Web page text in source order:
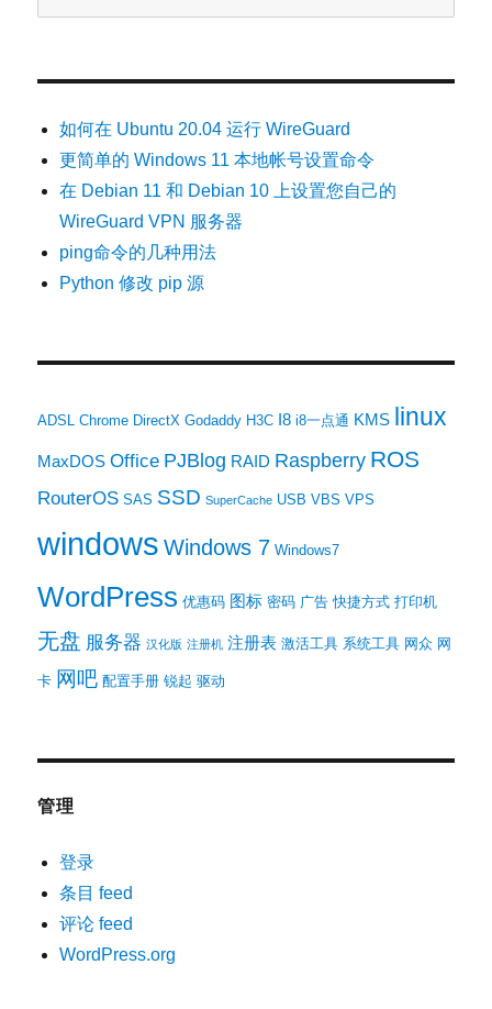
如何在 Ubuntu 20.04 运行 WireGuard
更简单的 Windows 11 本地帐号设置命令
在 Debian 11 和 Debian 10 上设置您自己的
WireGuard VPN 服务器
ping命令的几种用法
Python 修改 pip 源
ADSL Chrome DirectX Godaddy H3C I8 i8一点通 KMS linux
MaxDOS Office PJBlog RAID Raspberry ROS
RouterOS SAS SSD SuperCache USB VBS VPS
windows Windows 7 Windows7
WordPress 优惠码 图标 密码 广告 快捷方式 打印机
无盘 服务器 汉化版 注册机 注册表 激活工具 系统工具 网众 网
卡 网吧 配置手册 锐起 驱动
管理
登录
条目 feed
评论 feed
WordPress.org